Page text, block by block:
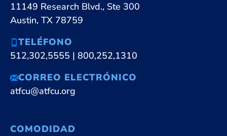
11149 Research Blvd., Ste 300
Austin, TX 78759
TELÉFONO
512,302,5555 | 800,252,1310
CORREO ELECTRÓNICO
atfcu@atfcu.org
COMODIDAD